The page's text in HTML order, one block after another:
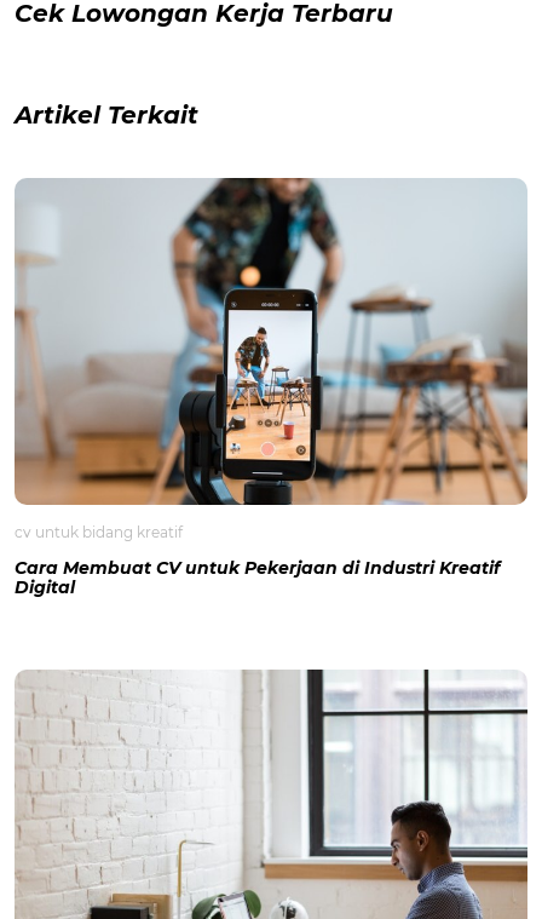
Cek Lowongan Kerja Terbaru
Artikel Terkait
cv untuk bidang kreatif
Cara Membuat CV untuk Pekerjaan di Industri Kreatif
Digital